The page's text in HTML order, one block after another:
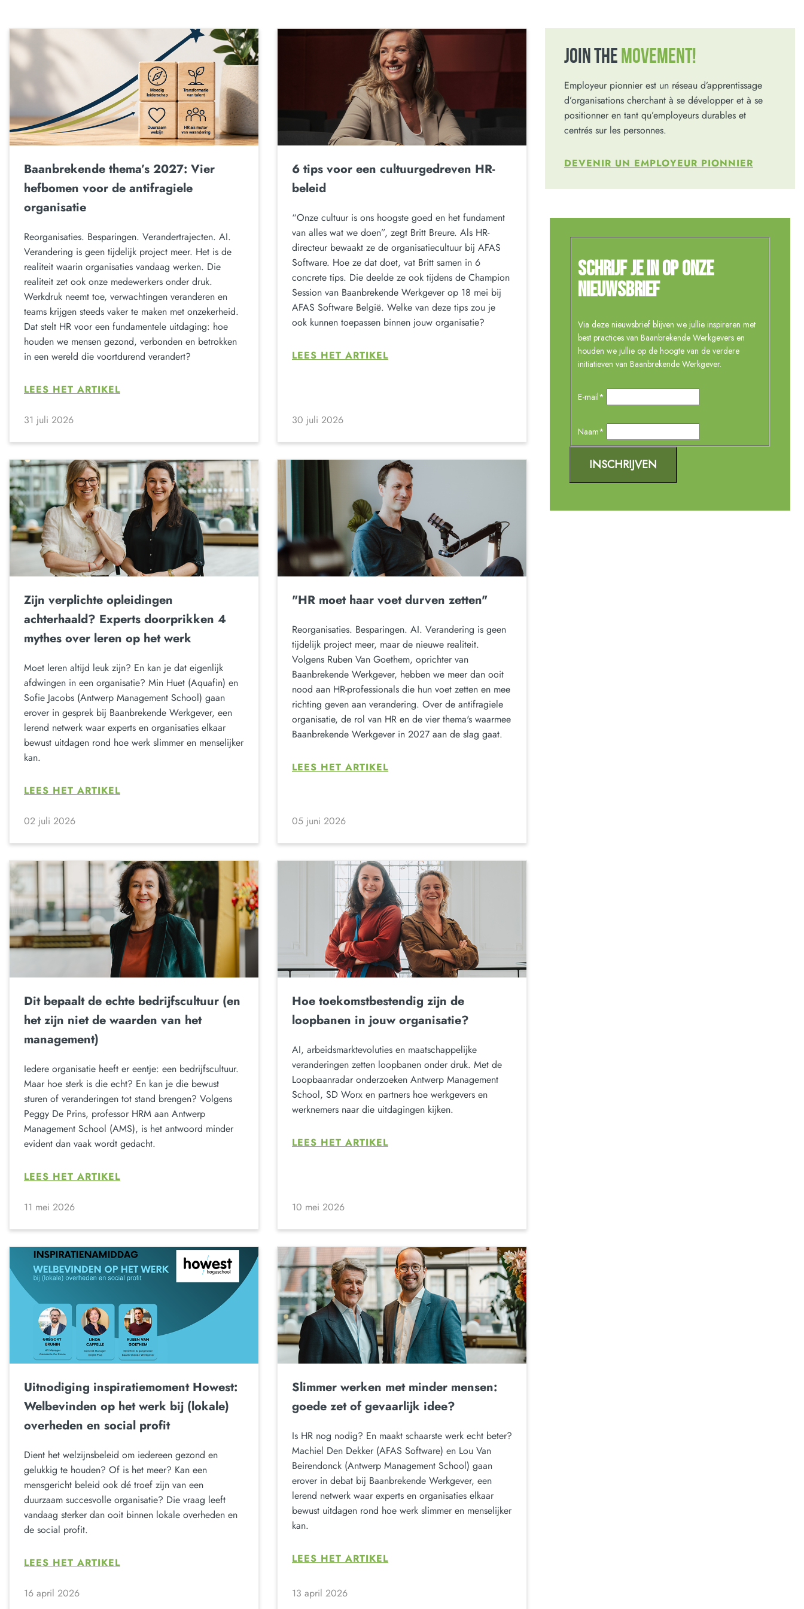
Baanbrekende thema’s 2027: Vier
hefbomen voor de antifragiele
organisatie
Reorganisaties. Besparingen. Verandertrajecten. AI.
Verandering is geen tijdelijk project meer. Het is de
realiteit waarin organisaties vandaag werken. Die
realiteit zet ook onze medewerkers onder druk.
Werkdruk neemt toe, verwachtingen veranderen en
teams krijgen steeds vaker te maken met onzekerheid.
Dat stelt HR voor een fundamentele uitdaging: hoe
houden we mensen gezond, verbonden en betrokken
in een wereld die voortdurend verandert?
LEES HET ARTIKEL
31 juli 2026
6 tips voor een cultuurgedreven HR-
beleid
“Onze cultuur is ons hoogste goed en het fundament
van alles wat we doen”, zegt Britt Breure. Als HR-
directeur bewaakt ze de organisatiecultuur bij AFAS
Software. Hoe ze dat doet, vat Britt samen in 6
concrete tips. Die deelde ze ook tijdens de Champion
Session van Baanbrekende Werkgever op 18 mei bij
AFAS Software België. Welke van deze tips zou je
ook kunnen toepassen binnen jouw organisatie?
LEES HET ARTIKEL
30 juli 2026
Zijn verplichte opleidingen
achterhaald? Experts doorprikken 4
mythes over leren op het werk
Moet leren altijd leuk zijn? En kan je dat eigenlijk
afdwingen in een organisatie? Min Huet (Aquafin) en
Sofie Jacobs (Antwerp Management School) gaan
erover in gesprek bij Baanbrekende Werkgever, een
lerend netwerk waar experts en organisaties elkaar
bewust uitdagen rond hoe werk slimmer en menselijker
kan.
LEES HET ARTIKEL
02 juli 2026
"HR moet haar voet durven zetten"
Reorganisaties. Besparingen. AI. Verandering is geen
tijdelijk project meer, maar de nieuwe realiteit.
Volgens Ruben Van Goethem, oprichter van
Baanbrekende Werkgever, hebben we meer dan ooit
nood aan HR-professionals die hun voet zetten en mee
richting geven aan verandering. Over de antifragiele
organisatie, de rol van HR en de vier thema's waarmee
Baanbrekende Werkgever in 2027 aan de slag gaat.
LEES HET ARTIKEL
05 juni 2026
Dit bepaalt de echte bedrijfscultuur (en
het zijn niet de waarden van het
management)
Iedere organisatie heeft er eentje: een bedrijfscultuur.
Maar hoe sterk is die echt? En kan je die bewust
sturen of veranderingen tot stand brengen? Volgens
Peggy De Prins, professor HRM aan Antwerp
Management School (AMS), is het antwoord minder
evident dan vaak wordt gedacht.
LEES HET ARTIKEL
11 mei 2026
Hoe toekomstbestendig zijn de
loopbanen in jouw organisatie?
AI, arbeidsmarktevoluties en maatschappelijke
veranderingen zetten loopbanen onder druk. Met de
Loopbaanradar onderzoeken Antwerp Management
School, SD Worx en partners hoe werkgevers en
werknemers naar die uitdagingen kijken.
LEES HET ARTIKEL
10 mei 2026
Uitnodiging inspiratiemoment Howest:
Welbevinden op het werk bij (lokale)
overheden en social profit
Dient het welzijnsbeleid om iedereen gezond en
gelukkig te houden? Of is het meer? Kan een
mensgericht beleid ook dé troef zijn van een
duurzaam succesvolle organisatie? Die vraag leeft
vandaag sterker dan ooit binnen lokale overheden en
de social profit.
LEES HET ARTIKEL
16 april 2026
Slimmer werken met minder mensen:
goede zet of gevaarlijk idee?
Is HR nog nodig? En maakt schaarste werk echt beter?
Machiel Den Dekker (AFAS Software) en Lou Van
Beirendonck (Antwerp Management School) gaan
erover in debat bij Baanbrekende Werkgever, een
lerend netwerk waar experts en organisaties elkaar
bewust uitdagen rond hoe werk slimmer en menselijker
kan.
LEES HET ARTIKEL
13 april 2026
JOIN THE MOVEMENT!
Employeur pionnier est un réseau d’apprentissage
d’organisations cherchant à se développer et à se
positionner en tant qu’employeurs durables et
centrés sur les personnes.
DEVENIR UN EMPLOYEUR PIONNIER